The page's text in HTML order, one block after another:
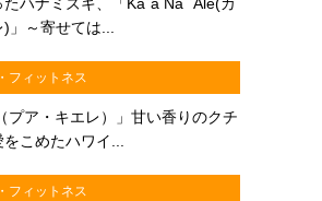
」～寄せては...
フィットネス
プア・キエレ）」甘い香りのクチ
こめたハワイ...
フィットネス